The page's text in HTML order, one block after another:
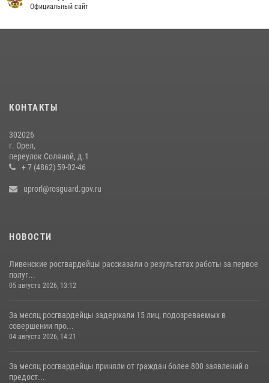
Официальный сайт
КОНТАКТЫ
302026
г. Орел,
переулок Соляной, д.1
+ 7 (4862) 59-02-46
uprorl@rosguard.gov.ru
НОВОСТИ
Ливенские росгвардейцы рассказали о результатах работы за первое
полуг...
05 августа 2026, 13:12
За месяц росгвардейцы задержали 15 лиц, подозреваемых в
совершении про...
04 августа 2026, 14:21
За месяц росгвардейцы приняли от граждан более 800 заявлений о
предост...